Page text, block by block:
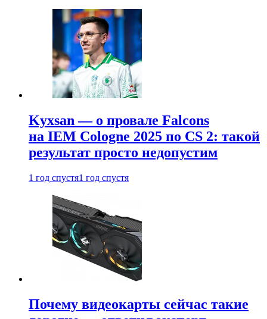
Kyxsan — о провале Falcons
на IEM Cologne 2025 по CS 2: такой
результат просто недопустим
1 год спустя1 год спустя
Почему видеокарты сейчас такие